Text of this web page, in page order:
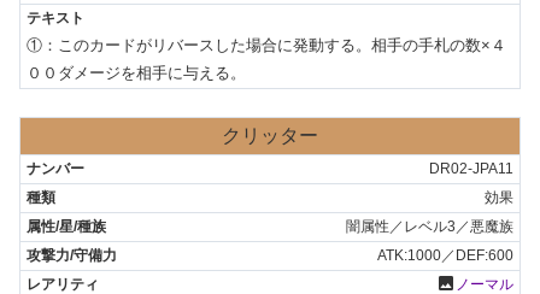
①：このカードがリバースした場合に発動する。相手の手札の数×４
００ダメージを相手に与える。
クリッター
DR02-JPA11
効果
闇属性／レベル3／悪魔族
ATK:1000／DEF:600
photo ノーマル